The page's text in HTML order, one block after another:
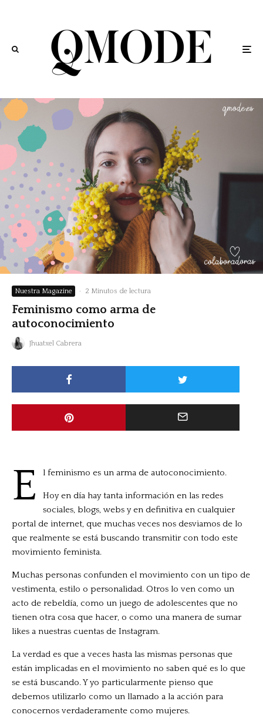
Nuestra Magazine · 2 Minutos de lectura
Feminismo como arma de
autoconocimiento
Jhuatxel Cabrera
E l feminismo es un arma de autoconocimiento.
Hoy en día hay tanta información en las redes
sociales, blogs, webs y en definitiva en cualquier
portal de internet, que muchas veces nos desviamos de lo
que realmente se está buscando transmitir con todo este
movimiento feminista.
Muchas personas confunden el movimiento con un tipo de
vestimenta, estilo o personalidad. Otros lo ven como un
acto de rebeldía, como un juego de adolescentes que no
tienen otra cosa que hacer, o como una manera de sumar
likes a nuestras cuentas de Instagram.
La verdad es que a veces hasta las mismas personas que
están implicadas en el movimiento no saben qué es lo que
se está buscando. Y yo particularmente pienso que
debemos utilizarlo como un llamado a la acción para
conocernos verdaderamente como mujeres.